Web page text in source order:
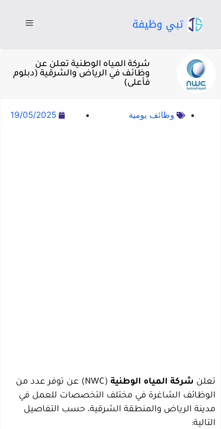
شركة المياه الوطنية تعلن عن
وظائف في الرياض والشرقية (دبلوم
فأعلى)
وظائف يومية 19/05/2025
تعلن شركة المياه الوطنية
(NWC) عن توفر عدد من
الوظائف الشاغرة في مختلف التخصصات للعمل في
مدينة الرياض والمنطقة الشرقية، حسب التفاصيل
التالية: